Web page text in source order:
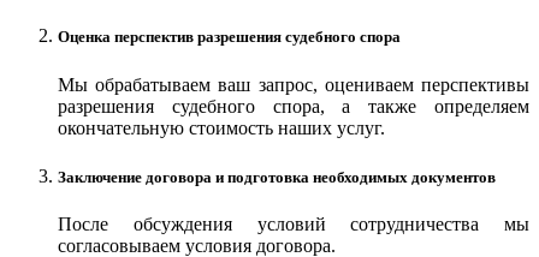
Оценка перспектив разрешения судебного спора
Мы обрабатываем ваш запрос, оцениваем перспективы
разрешения судебного спора, а также определяем
окончательную стоимость наших услуг.
Заключение договора и подготовка необходимых документов
После обсуждения условий сотрудничества мы
согласовываем условия договора.